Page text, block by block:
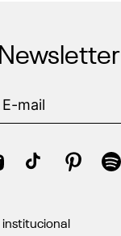
Newsletter
institucional